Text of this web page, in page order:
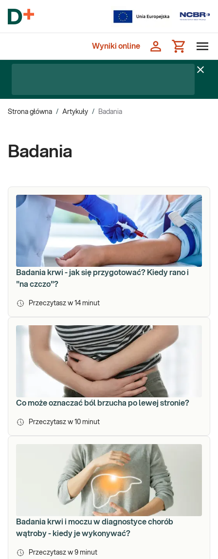
Wyniki online
Strona główna / Artykuły / Badania
Badania
Badania krwi - jak się przygotować? Kiedy rano i
"na czczo"?
Przeczytasz w 14 minut
Co może oznaczać ból brzucha po lewej stronie?
Przeczytasz w 10 minut
Badania krwi i moczu w diagnostyce chorób
wątroby - kiedy je wykonywać?
Przeczytasz w 9 minut